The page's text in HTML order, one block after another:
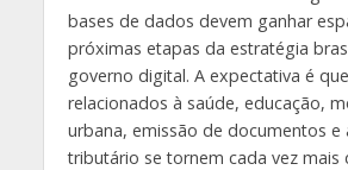
bases de dados devem ganhar
próximas etapas da estratégia
governo digital. A expectativa é
relacionados à saúde, educação,
urbana, emissão de documentos e
tributário se tornem cada vez mais